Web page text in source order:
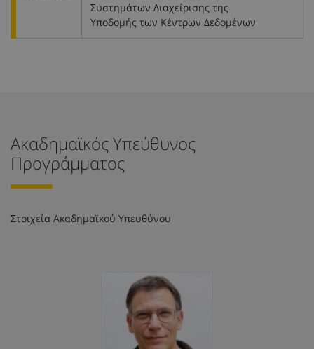
Συστημάτων Διαχείρισης της
Υποδομής των Κέντρων Δεδομένων
Ακαδημαϊκός Υπεύθυνος
Προγράμματος
Στοιχεία Ακαδημαϊκού Υπευθύνου